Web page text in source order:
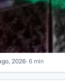
2026· 6 min